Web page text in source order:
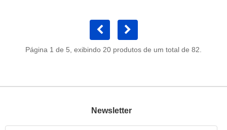
Página 1 de 5, exibindo 20 produtos de um total de 82.
Newsletter